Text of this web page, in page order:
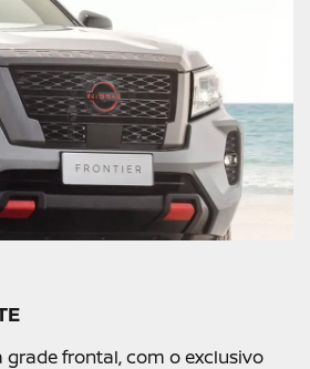
grade frontal, com o exclusivo